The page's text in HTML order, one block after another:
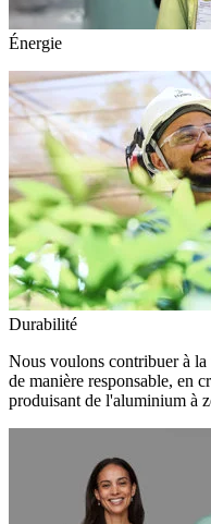
Énergie
Durabilité
Nous voulons contribuer à
de manière responsable, en
produisant de l'aluminium à